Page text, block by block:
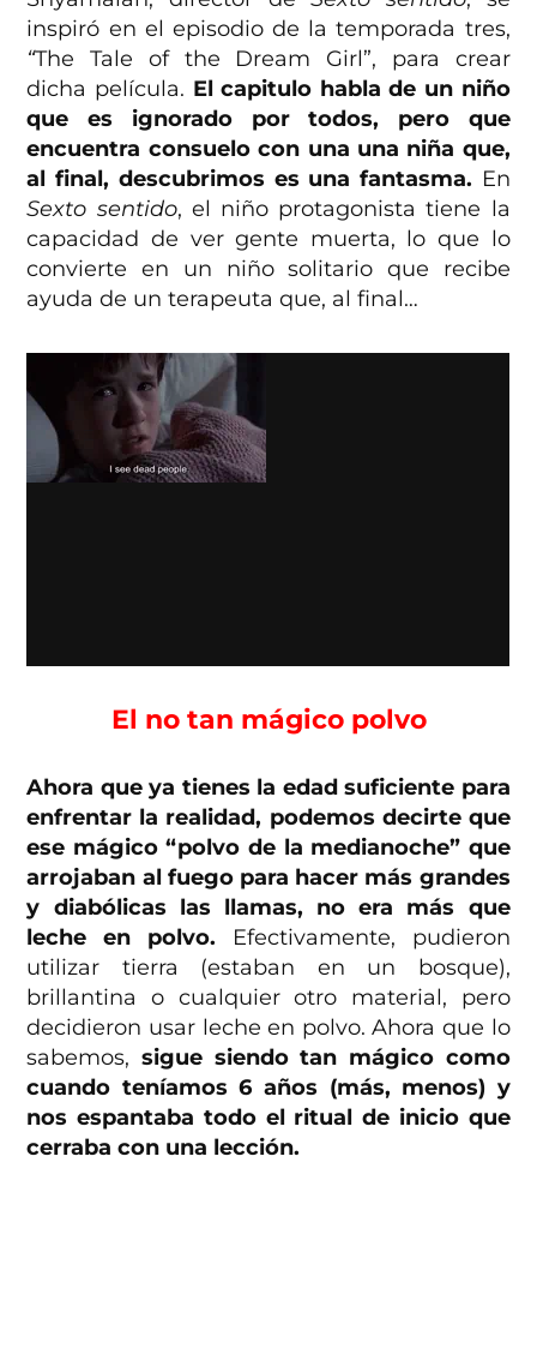
inspiró en el episodio de la temporada tres,
“The Tale of the Dream Girl”, para crear
dicha película. El capitulo habla de un niño
que es ignorado por todos, pero que
encuentra consuelo con una una niña que,
al final, descubrimos es una fantasma. En
Sexto sentido, el niño protagonista tiene la
capacidad de ver gente muerta, lo que lo
convierte en un niño solitario que recibe
ayuda de un terapeuta que, al final…
El no tan mágico polvo
Ahora que ya tienes la edad suficiente para
enfrentar la realidad, podemos decirte que
ese mágico “polvo de la medianoche” que
arrojaban al fuego para hacer más grandes
y diabólicas las llamas, no era más que
leche en polvo. Efectivamente, pudieron
utilizar tierra (estaban en un bosque),
brillantina o cualquier otro material, pero
decidieron usar leche en polvo. Ahora que lo
sabemos,sigue siendo tan mágico como
cuando teníamos 6 años (más, menos) y
nos espantaba todo el ritual de inicio que
cerraba con una lección.